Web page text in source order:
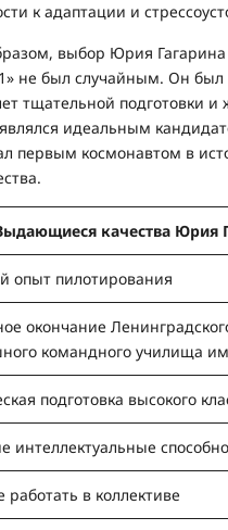
к адаптации и
выбор Юрия
не был случайным. Он был
тщательной подготовки и
идеальным
первым космонавтом в
качества Юрия
опыт пилотирования
окончание
командного училища
подготовка высокого
интеллектуальные
в коллективе